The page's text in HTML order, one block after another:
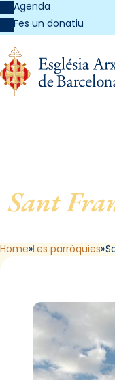
Agenda
Fes un donatiu
Sant
Home Les parròquies